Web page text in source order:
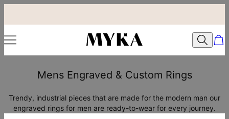
Mens Engraved & Custom Rings
Trendy, industrial pieces that are made for the modern man our
engraved rings for men are ready-to-wear for every journey.